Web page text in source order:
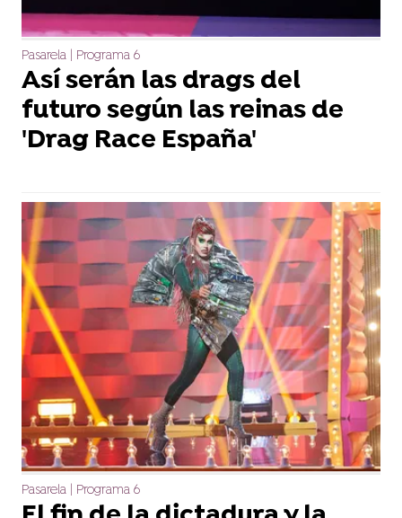
Pasarela | Programa 6
Así serán las drags del
futuro según las reinas de
'Drag Race España'
Pasarela | Programa 6